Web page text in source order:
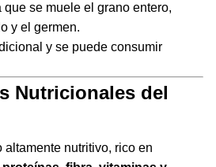
que se muele el grano entero,
y el germen.
y se puede consumir
Nutricionales del
altamente nutritivo, rico en